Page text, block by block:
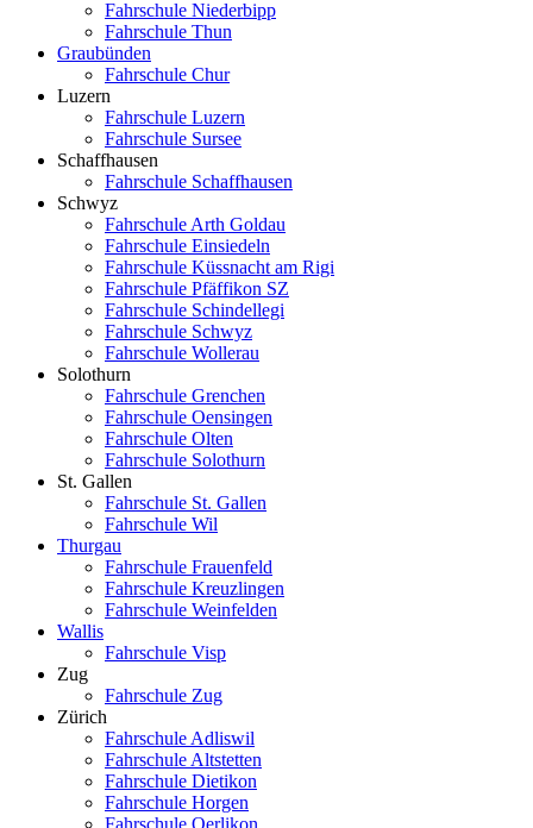
Fahrschule Niederbipp
Fahrschule Thun
Graubünden
Fahrschule Chur
Luzern
Fahrschule Luzern
Fahrschule Sursee
Schaffhausen
Fahrschule Schaffhausen
Schwyz
Fahrschule Arth Goldau
Fahrschule Einsiedeln
Fahrschule Küssnacht am Rigi
Fahrschule Pfäffikon SZ
Fahrschule Schindellegi
Fahrschule Schwyz
Fahrschule Wollerau
Solothurn
Fahrschule Grenchen
Fahrschule Oensingen
Fahrschule Olten
Fahrschule Solothurn
St. Gallen
Fahrschule St. Gallen
Fahrschule Wil
Thurgau
Fahrschule Frauenfeld
Fahrschule Kreuzlingen
Fahrschule Weinfelden
Wallis
Fahrschule Visp
Zug
Fahrschule Zug
Zürich
Fahrschule Adliswil
Fahrschule Altstetten
Fahrschule Dietikon
Fahrschule Horgen
Fahrschule Oerlikon